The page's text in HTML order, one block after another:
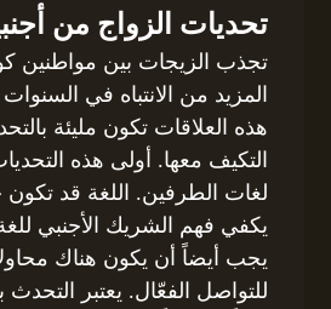
تحديات الزواج من
تجذب الزيجات بين مواطنين
المزيد من الانتباه في السنوات
هذه العلاقات تكون مليئة
التكيف معها. أولى هذه
لغات الطرفين. اللغة قد تكون
يكفي فهم الشريك الأجنبي
يجب أيضاً أن يكون هناك
للتواصل الفعّال. يعتبر